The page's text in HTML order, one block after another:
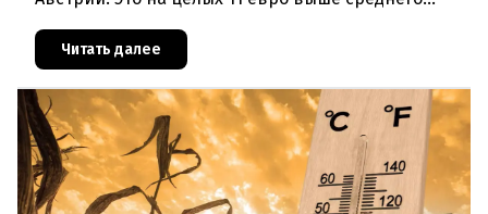
показателя по ЕС (34,9 евро). Особенно наглядно
конкурентное о
Читать далее